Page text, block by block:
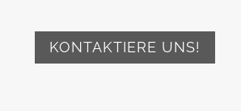
KONTAKTIERE UNS!